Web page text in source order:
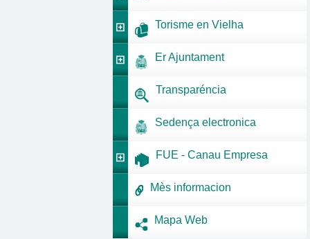
Torisme en Vielha
Er Ajuntament
Transparéncia
Sedença electronica
FUE - Canau Empresa
Mès informacion
Mapa Web